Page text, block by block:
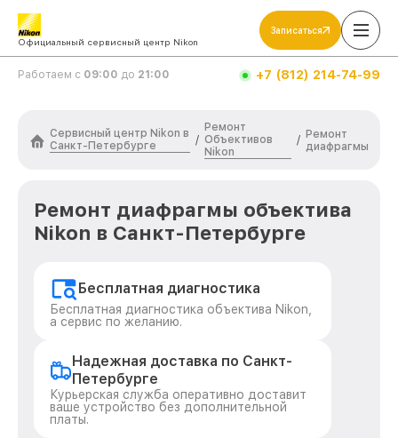
Официальный сервисный центр Nikon
Записаться
Работаем с 09:00 до 21:00 +7 (812) 214-74-99
Сервисный центр Nikon в
Санкт-Петербурге
/
Ремонт
Объективов
Nikon
/ Ремонт
диафрагмы
Ремонт диафрагмы объектива
Nikon в Санкт-Петербурге
Бесплатная диагностика
Бесплатная диагностика объектива Nikon,
а сервис по желанию.
Надежная доставка по Санкт-
Петербурге
Курьерская служба оперативно доставит
ваше устройство без дополнительной
платы.